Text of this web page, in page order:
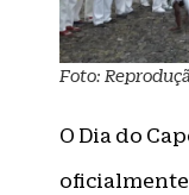
Foto:
O Dia do